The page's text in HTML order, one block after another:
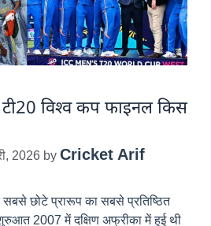
विश्व कप फाइनल किस
2026 by Cricket Arif
छोटे प्रारूप का सबसे प्रतिष्ठित
2007 में दक्षिण अफ्रीका में हुई थी